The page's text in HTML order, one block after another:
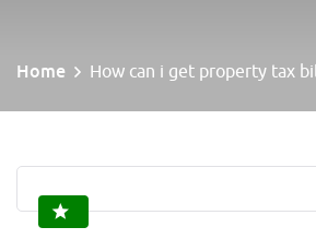
Home How can i get property tax